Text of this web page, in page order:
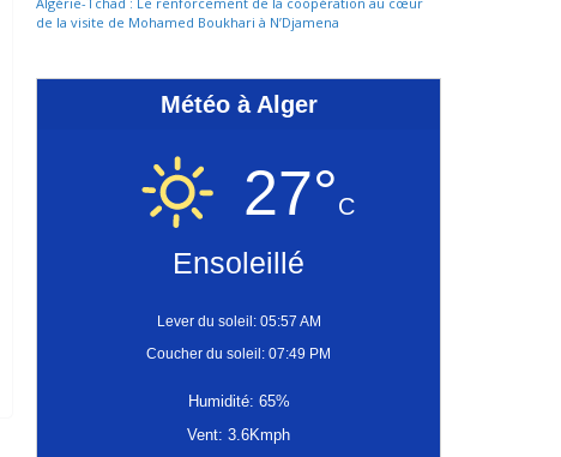
de la visite de Mohamed Boukhari à N’Djamena
Météo à Alger
27°C
Ensoleillé
Lever du soleil: 05:57 AM
Coucher du soleil: 07:49 PM
Humidité: 65%
Vent: 3.6Kmph